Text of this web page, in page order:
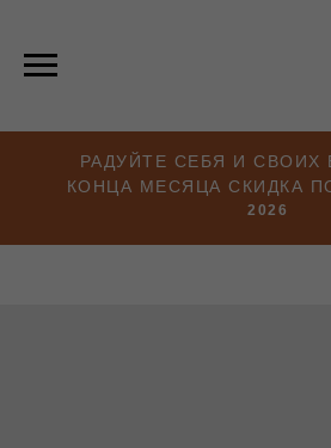
РАДУЙТЕ СЕБЯ И СВОИХ
КОНЦА МЕСЯЦА СКИДКА
2026